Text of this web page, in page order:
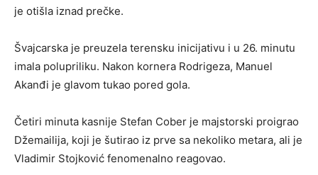
je otišla iznad prečke.
Švajcarska je preuzela terensku inicijativu i u 26. minutu
imala polupriliku. Nakon kornera Rodrigeza, Manuel
Akanđi je glavom tukao pored gola.
Četiri minuta kasnije Stefan Cober je majstorski proigrao
Džemailija, koji je šutirao iz prve sa nekoliko metara, ali je
Vladimir Stojković fenomenalno reagovao.